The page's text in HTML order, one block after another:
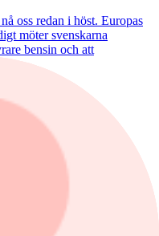
oss redan i höst. Europas
möter svenskarna
bensin och att
tidigare förlorare.